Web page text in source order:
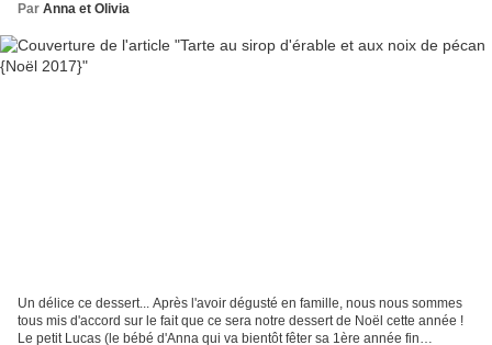
Par Anna et Olivia
Un délice ce dessert... Après l'avoir dégusté en famille, nous nous sommes
tous mis d'accord sur le fait que ce sera notre dessert de Noël cette année !
Le petit Lucas (le bébé d'Anna qui va bientôt fêter sa 1ère année fin